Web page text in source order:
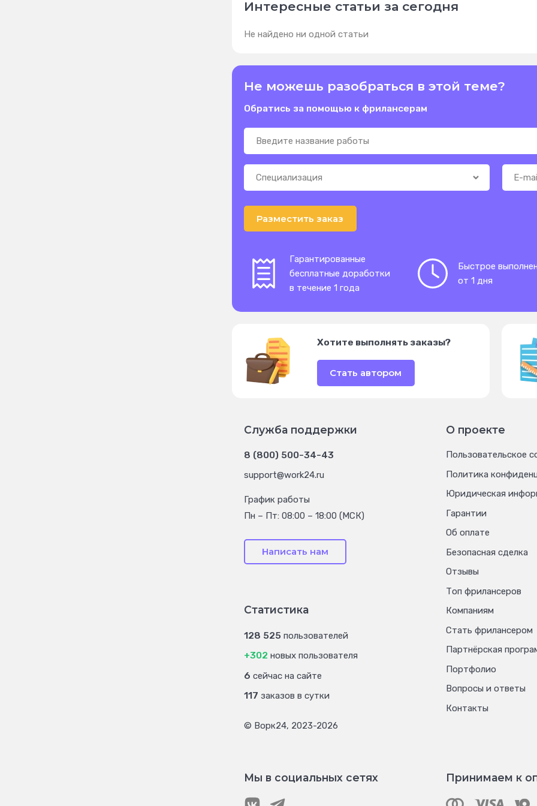
Интересные статьи за сегодня
Не найдено ни одной статьи
Не можешь разобраться в этой теме?
Обратись за помощью к фрилансерам
Разместить заказ
Гарантированные
бесплатные доработки
в течение 1 года
Быстрое
от 1 дня
Хотите выполнять заказы?
Стать автором
Служба поддержки
8 (800) 500-34-43
support@work24.ru
График работы
Пн – Пт: 08:00 – 18:00 (МСК)
Написать нам
О проекте
Пользовательское
Политика
Юридическая
Гарантии
Об оплате
Безопасная сделка
Отзывы
Топ фрилансеров
Компаниям
Стать фрилансером
Партнёрская
Портфолио
Вопросы и ответы
Контакты
Статистика
128 525 пользователей
+302 новых пользователя
6 сейчас на сайте
117 заказов в сутки
© Ворк24, 2023-2026
Мы в социальных сетях Принимаем к